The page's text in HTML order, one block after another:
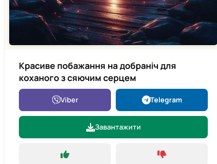
Красиве побажання на добраніч для
коханого з сяючим серцем
Viber Telegram
Завантажити